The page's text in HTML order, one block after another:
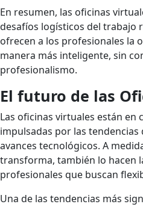
En resumen, las oficinas
desafíos logísticos del trabajo
ofrecen a los profesionales la
manera más inteligente, sin
profesionalismo.
El futuro de las
Las oficinas virtuales están en
impulsadas por las
avances tecnológicos. A
transforma, también lo hacen
profesionales que buscan
Una de las tendencias más